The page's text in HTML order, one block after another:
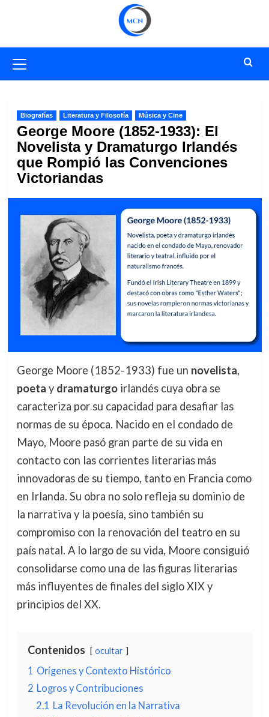
primario
Biografías Literatura y Filosofía Música y Cine
George Moore (1852-1933): El
Novelista y Dramaturgo Irlandés
que Rompió las Convenciones
Victoriandas
George Moore (1852-1933) fue un novelista,
poeta y dramaturgoirlandés cuya obra se
caracteriza por su capacidad para desafiar las
normas de su época. Nacido en el condado de
Mayo, Moore pasó gran parte de su vida en
contacto con las corrientes literarias más
innovadoras de su tiempo, tanto en Francia como
en Irlanda. Su obra no solo refleja su dominio de
la narrativa y la poesía, sino también su
compromiso con la renovación del teatro en su
país natal. A lo largo de su vida, Moore consiguió
consolidarse como una de las figuras literarias
más influyentes de finales del siglo XIX y
principios del XX.
Contenidos ocultar
1 Orígenes y Contexto Histórico
2 Logros y Contribuciones
2.1 La Revolución en la Narrativa